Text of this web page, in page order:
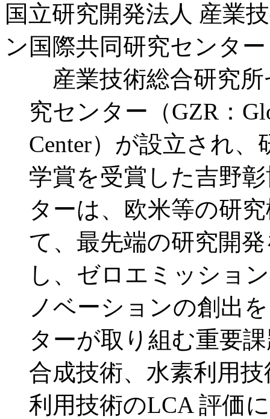
国立研究開発法人 産業
ン国際共同研究センター
産業技術総合研究所
究センター（GZR：
Center）が設立され
学賞を受賞した吉野
ターは、欧米等の研
て、最先端の研究開
し、ゼロエミッショ
ノベーションの創出
ターが取り組む重要
合成技術、水素利用
利用技術のLCA 評価